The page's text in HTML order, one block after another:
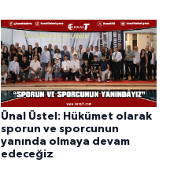
Ünal Üstel: Hükümet olarak
sporun ve sporcunun
yanında olmaya devam
edeceğiz